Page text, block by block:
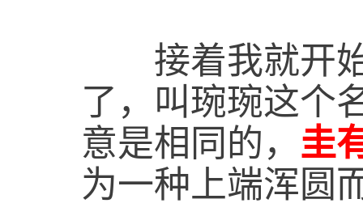
接着我就开始
了，叫琬琬这个
意是相同的， 圭
为一种上端浑圆